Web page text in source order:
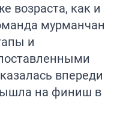
возраста, как и
мурманчан
и
впереди
на финиш в